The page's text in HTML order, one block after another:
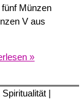
Münzen
V aus
»
|